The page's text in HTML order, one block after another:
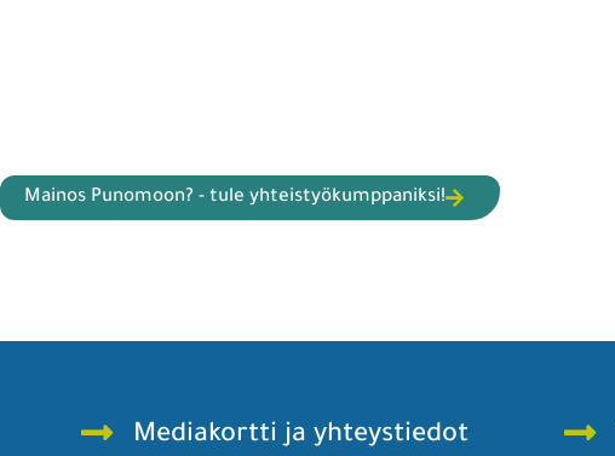
Mainos Punomoon? - tule yhteistyökumppaniksi!
Mediakortti ja yhteystiedot